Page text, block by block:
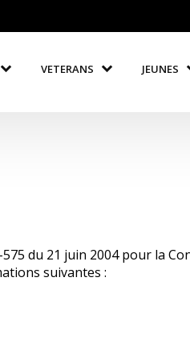
VETERANS JEUNES
du 21 juin 2004 pour la
suivantes :